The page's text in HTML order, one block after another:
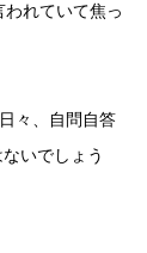
われていて焦っ
々、自問自答
いでしょう